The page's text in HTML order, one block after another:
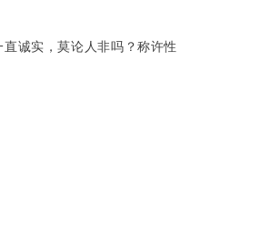
诚实，莫论人非吗？称许性